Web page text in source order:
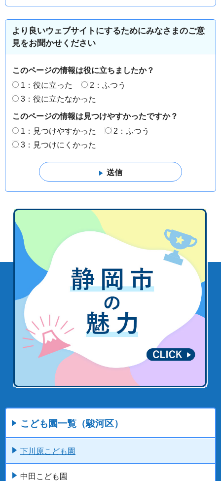
より良いウェブサイトにするためにみなさまのご意
見をお聞かせください
このページの情報は役に立ちましたか？
1：役に立った
2：ふつう
3：役に立たなかった
このページの情報は見つけやすかったですか？
1：見つけやすかった
2：ふつう
3：見つけにくかった
こども園一覧（駿河区）
下川原こども園
中田こども園